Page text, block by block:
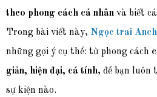
theo phong cách cá nhân và biết
Trong bài viết này, Ngọc trai
những gợi ý cụ thể: từ phong cách
giản, hiện đại, cá tính, để bạn luôn
sự kiện nào.